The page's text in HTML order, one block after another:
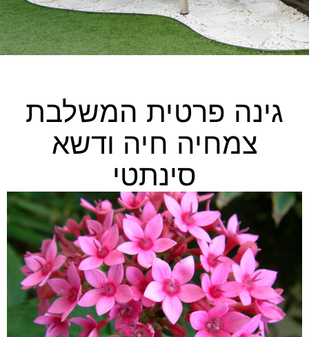
גינה פרטית המשלבת
צמחיה חיה ודשא
סינתטי